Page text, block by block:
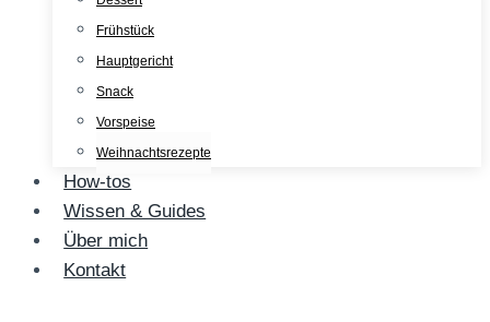
Frühstück
Hauptgericht
Snack
Vorspeise
Weihnachtsrezepte
How-tos
Wissen & Guides
Über mich
Kontakt